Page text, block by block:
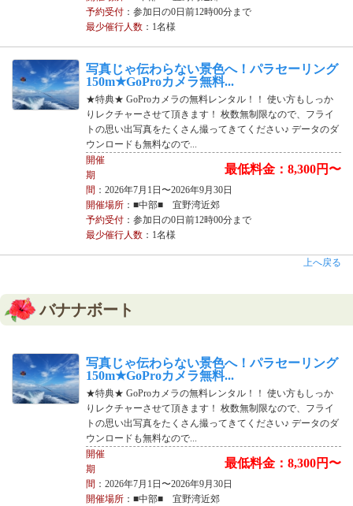
予約受付：参加日の0日前12時00分まで
最少催行人数：1名様
写真じゃ伝わらない景色へ！パラセーリング
150m★GoProカメラ無料...
★特典★ GoProカメラの無料レンタル！！ 使い方もしっか
りレクチャーさせて頂きます！ 枚数無制限なので、フライ
トの思い出写真をたくさん撮ってきてください♪ データのダ
ウンロードも無料なので...
最低料金：8,300円〜
開催
期
間 ：2026年7月1日〜2026年9月30日
開催場所：■中部■ 宜野湾近郊
予約受付：参加日の0日前12時00分まで
最少催行人数：1名様
上へ戻る
バナナボート
写真じゃ伝わらない景色へ！パラセーリング
150m★GoProカメラ無料...
★特典★ GoProカメラの無料レンタル！！ 使い方もしっか
りレクチャーさせて頂きます！ 枚数無制限なので、フライ
トの思い出写真をたくさん撮ってきてください♪ データのダ
ウンロードも無料なので...
最低料金：8,300円〜
開催
期
間 ：2026年7月1日〜2026年9月30日
開催場所：■中部■ 宜野湾近郊